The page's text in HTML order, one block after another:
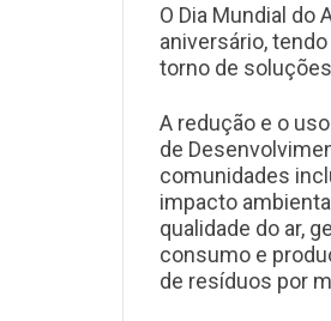
O Dia Mundial do
aniversário,
torno de
A redução e o
de
comunidades
impacto
qualidade do ar,
consumo e
de resíduos por